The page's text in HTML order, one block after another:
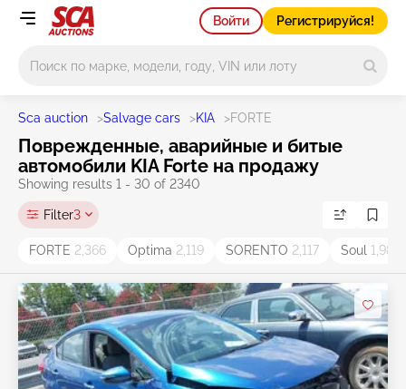
Войти Регистрируйся!
Sca auction >Salvage cars >KIA >FORTE
Поврежденные, аварийные и битые
автомобили KIA Forte на продажу
Showing results 1 - 30 of 2340
Filter3
FORTE 2,366 Optima 2,119 SORENTO 2,117 Soul 1,986